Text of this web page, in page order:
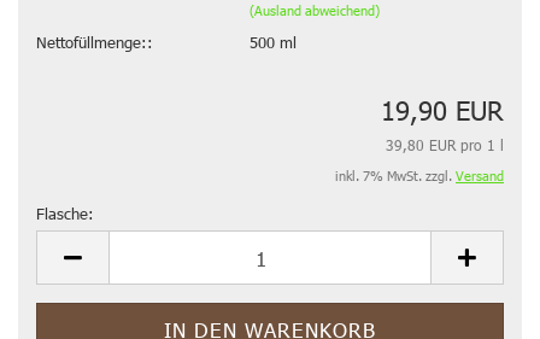
(Ausland abweichend)
Nettofüllmenge:: 500 ml
19,90 EUR
39,80 EUR pro 1 l
inkl. 7% MwSt. zzgl. Versand
Flasche: